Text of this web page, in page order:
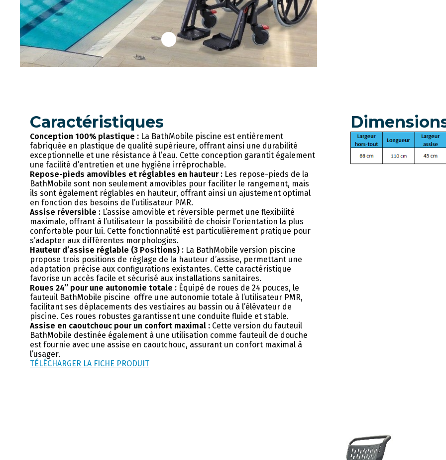
Caractéristiques
Conception 100% plastique : La BathMobile piscine est entièrement
fabriquée en plastique de qualité supérieure, offrant ainsi une durabilité
exceptionnelle et une résistance à l’eau. Cette conception garantit également
une facilité d’entretien et une hygiène irréprochable.
Repose-pieds amovibles et réglables en hauteur : Les repose-pieds de la
BathMobile sont non seulement amovibles pour faciliter le rangement, mais
ils sont également réglables en hauteur, offrant ainsi un ajustement optimal
en fonction des besoins de l’utilisateur PMR.
Assise réversible : L’assise amovible et réversible permet une flexibilité
maximale, offrant à l’utilisateur la possibilité de choisir l’orientation la plus
confortable pour lui. Cette fonctionnalité est particulièrement pratique pour
s’adapter aux différentes morphologies.
Hauteur d’assise réglable (3 Positions) : La BathMobile version piscine
propose trois positions de réglage de la hauteur d’assise, permettant une
adaptation précise aux configurations existantes. Cette caractéristique
favorise un accès facile et sécurisé aux installations sanitaires.
Roues 24’’ pour une autonomie totale : Équipé de roues de 24 pouces, le
fauteuil BathMobile piscine offre une autonomie totale à l’utilisateur PMR,
facilitant ses déplacements des vestiaires au bassin ou à l’élévateur de
piscine. Ces roues robustes garantissent une conduite fluide et stable.
Assise en caoutchouc pour un confort maximal : Cette version du fauteuil
BathMobile destinée également à une utilisation comme fauteuil de douche
est fournie avec une assise en caoutchouc, assurant un confort maximal à
l’usager.
TÉLÉCHARGER LA FICHE PRODUIT